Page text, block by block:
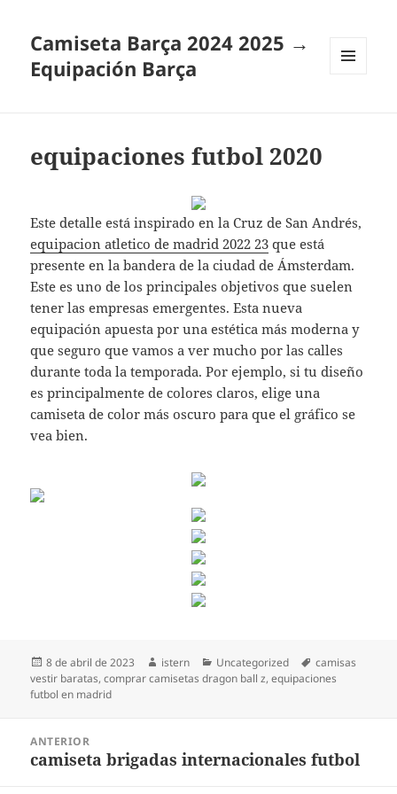
Camiseta Barça 2024 2025 →
Equipación Barça
equipaciones futbol 2020
Este detalle está inspirado en la Cruz de San Andrés,
equipacion atletico de madrid 2022 23 que está
presente en la bandera de la ciudad de Ámsterdam.
Este es uno de los principales objetivos que suelen
tener las empresas emergentes. Esta nueva
equipación apuesta por una estética más moderna y
que seguro que vamos a ver mucho por las calles
durante toda la temporada. Por ejemplo, si tu diseño
es principalmente de colores claros, elige una
camiseta de color más oscuro para que el gráfico se
vea bien.
Publicado
el
8 de abril de 2023 Autor
istern Categorías
Uncategorized Etiquetas
camisas
vestir baratas,comprar camisetas dragon ball z,equipaciones
futbol en madrid
entradas
ANTERIOR
Entrada
camiseta brigadas internacionales futbol